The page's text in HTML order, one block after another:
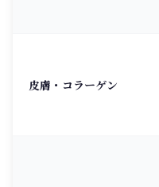
皮膚・コラーゲン